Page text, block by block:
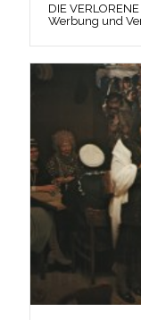
DIE
Werbung und